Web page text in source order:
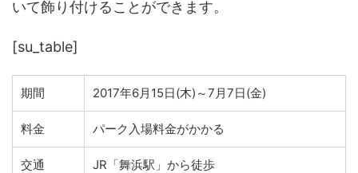
いて飾り付けることができます。
[su_table]
期間 2017年6月15日(木)～7月7日(金)
料金 パーク入場料金がかかる
交通 JR「舞浜駅」から徒歩